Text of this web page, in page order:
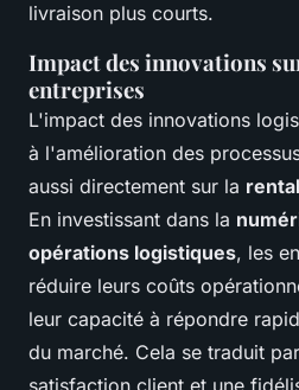
livraison plus courts.
Impact des innovations
entreprises
L'impact des innovations
à l'amélioration des
aussi directement sur la
En investissant dans la
opérations logistiques, les
réduire leurs coûts
leur capacité à répondre
du marché. Cela se traduit